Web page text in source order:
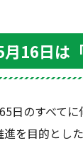
月16日は
日のすべてに
を目的とし